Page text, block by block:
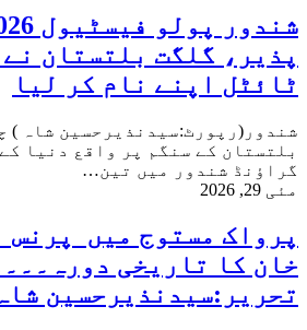
ٹائٹل اپنے نام کر لیا
شندور(رپورٹ:سیدنذیرحسین شاہ )
بلتستان کے سنگم پر واقع دنیا
گراؤنڈ شندور میں تین…
مئی 29, 2026
پرواک مستوج میں پرنس
خان کا تاریخی
تحریر:سیدنذیرحسین